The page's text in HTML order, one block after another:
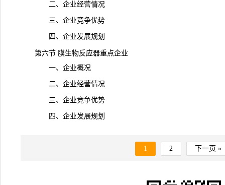
二、企业经营情况
三、企业竞争优势
四、企业发展规划
第六节 膜生物反应器重点企业
一、企业概况
二、企业经营情况
三、企业竞争优势
四、企业发展规划
1 2 下一页 »